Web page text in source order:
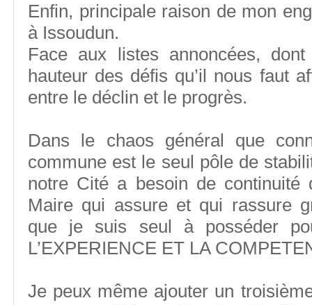
Enfin, principale raison de mon
à Issoudun.
Face aux listes annoncées,
hauteur des défis qu’il nous faut
entre le déclin et le progrès.
Dans le chaos général que
commune est le seul pôle de
notre Cité a besoin de continuité
Maire qui assure et qui rassure
que je suis seul à posséder
L’EXPERIENCE ET LA
Je peux même ajouter un